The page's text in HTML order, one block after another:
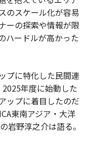
のスケール化が容易
ーの探索や情報が限
ハードルが高かった
プに特化した民間連
年度に始動した
ップに着目したのだ
東南アジア・大洋
岩野淳之介は語る。